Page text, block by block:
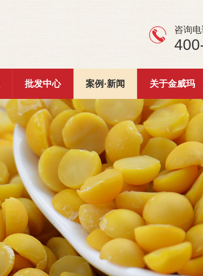
咨询电
批发中心 案例·新闻 关于金威玛